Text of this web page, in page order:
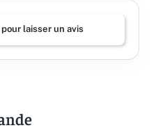
laisser un avis